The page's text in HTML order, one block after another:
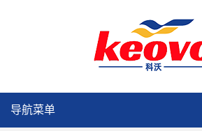
导航菜单